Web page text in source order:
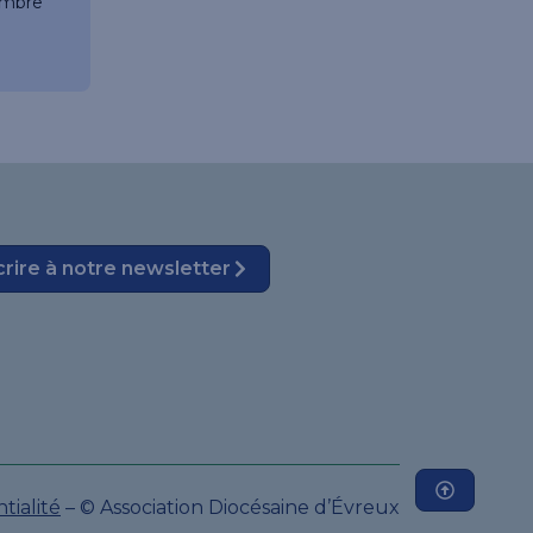
à notre newsletter
– © Association Diocésaine d’Évreux